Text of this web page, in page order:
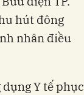
hút đông
nhân điều
Y tế phục